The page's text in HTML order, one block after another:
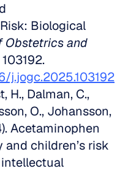
Biological
Obstetrics and
j.jogc.2025.103192
H., Dalman, C.,
O., Johansson,
Acetaminophen
children’s risk
intellectual